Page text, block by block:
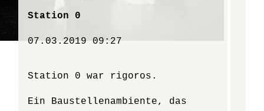
Station 0
07.03.2019 09:27
Station 0 war rigoros.
Ein Baustellenambiente, das